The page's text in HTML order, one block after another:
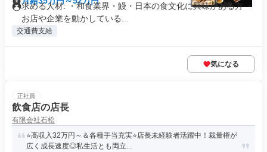
求める人材: ・和食業界・鰻・⽇本の⾷⽂化に興味がある方 ・
お店や企業を動かしている...
交通費支給
気になる
正社員
飲食店の店長
有限会社石松
⭐高収入32万円～＆各種手当充実⭐店長未経験者活躍中！裁量権が
広く成長速度◎私生活とも両立...